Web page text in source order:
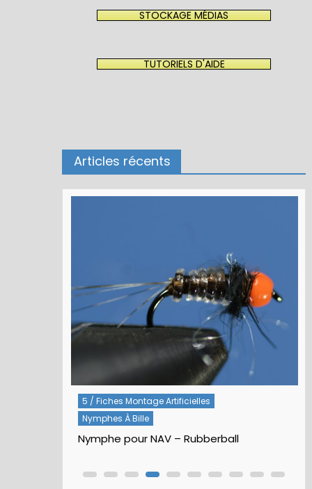
STOCKAGE MÉDIAS
TUTORIELS D'AIDE
Articles récents
5 / Fiches Montage Artificielles
Nymphes À Bille
Nymphe pour NAV – Rubberball